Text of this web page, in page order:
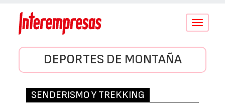
Conmutar
DEPORTES DE MONTAÑA
SENDERISMO Y TREKKING